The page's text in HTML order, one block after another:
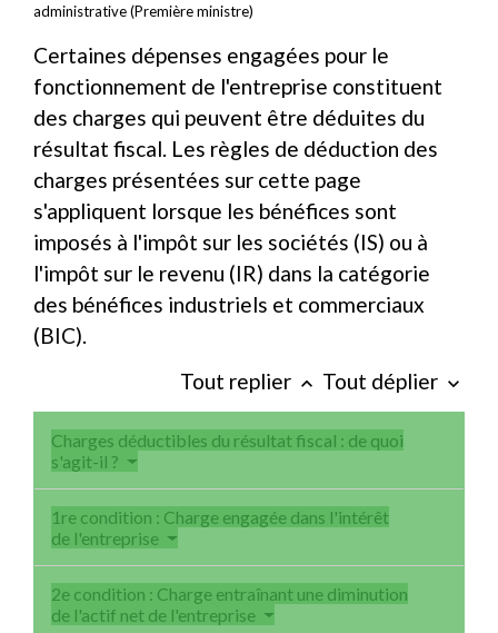
administrative (Première ministre)
Certaines dépenses engagées pour le
fonctionnement de l'entreprise constituent
des charges qui peuvent être déduites du
résultat fiscal. Les règles de déduction des
charges présentées sur cette page
s'appliquent lorsque les bénéfices sont
imposés à l'impôt sur les sociétés (IS) ou à
l'impôt sur le revenu (IR) dans la catégorie
des bénéfices industriels et commerciaux
(BIC).
Tout replier keyboard_arrow_up Tout déplier keyboard_arrow_down
Charges déductibles du résultat fiscal : de quoi
s'agit-il ?
1re condition : Charge engagée dans l'intérêt
de l'entreprise
2e condition : Charge entraînant une diminution
de l'actif net de l'entreprise